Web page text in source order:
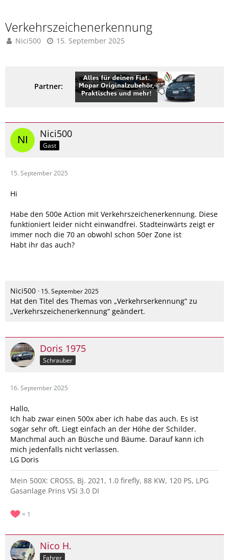
Verkehrszeichenerkennung
Nici500 15. September 2025
Partner:
Nici500
Gast
15. September 2025
Hi
Habe den 500e Action mit Verkehrszeichenerkennung. Diese
funktioniert leider nicht einwandfrei. Stadteinwärts zeigt er
immer noch die 70 an obwohl schon 50er Zone ist
Habt ihr das auch?
Nici500 15. September 2025
Hat den Titel des Themas von „Verkehrserkennung“ zu
„Verkehrszeichenerkennung“ geändert.
Doris 1975
Schrauber
16. September 2025
Hallo,
Ich hab zwar einen 500x aber ich habe das auch. Es ist
sogar sehr oft. Liegt einfach an der Höhe der Schilder.
Manchmal auch an Büsche und Bäume. Darauf kann ich
mich jedenfalls nicht verlassen.
LG Doris
Mein 500X: CROSS, Bj. 2021, 1.0 firefly, 88 KW, 120 PS, LPG
Gasanlage Prins VSi 3.0 DI
1
Nico H.
Fahrer